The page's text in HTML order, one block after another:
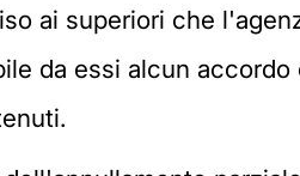
ai superiori che
da essi alcun